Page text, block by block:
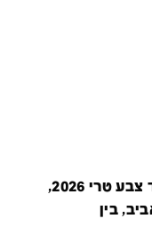
קטלוג זה מציג את כל משתתפי יריד צבע טרי 2026,
בין